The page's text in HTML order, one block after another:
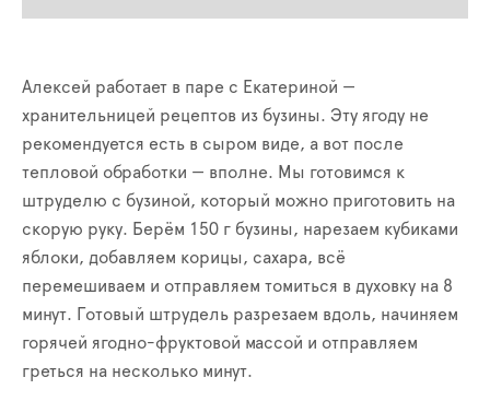
Алексей работает в паре с Екатериной —
хранительницей рецептов из бузины. Эту ягоду не
рекомендуется есть в сыром виде, а вот после
тепловой обработки — вполне. Мы готовимся к
штруделю с бузиной, который можно приготовить на
скорую руку. Берём 150 г бузины, нарезаем кубиками
яблоки, добавляем корицы, сахара, всё
перемешиваем и отправляем томиться в духовку на 8
минут. Готовый штрудель разрезаем вдоль, начиняем
горячей ягодно-фруктовой массой и отправляем
греться на несколько минут.